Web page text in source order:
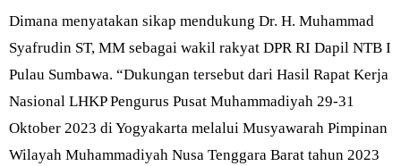
Dimana menyatakan sikap mendukung Dr. H. Muhammad
Syafrudin ST, MM sebagai wakil rakyat DPR RI Dapil NTB I
Pulau Sumbawa. “Dukungan tersebut dari Hasil Rapat Kerja
Nasional LHKP Pengurus Pusat Muhammadiyah 29-31
Oktober 2023 di Yogyakarta melalui Musyawarah Pimpinan
Wilayah Muhammadiyah Nusa Tenggara Barat tahun 2023